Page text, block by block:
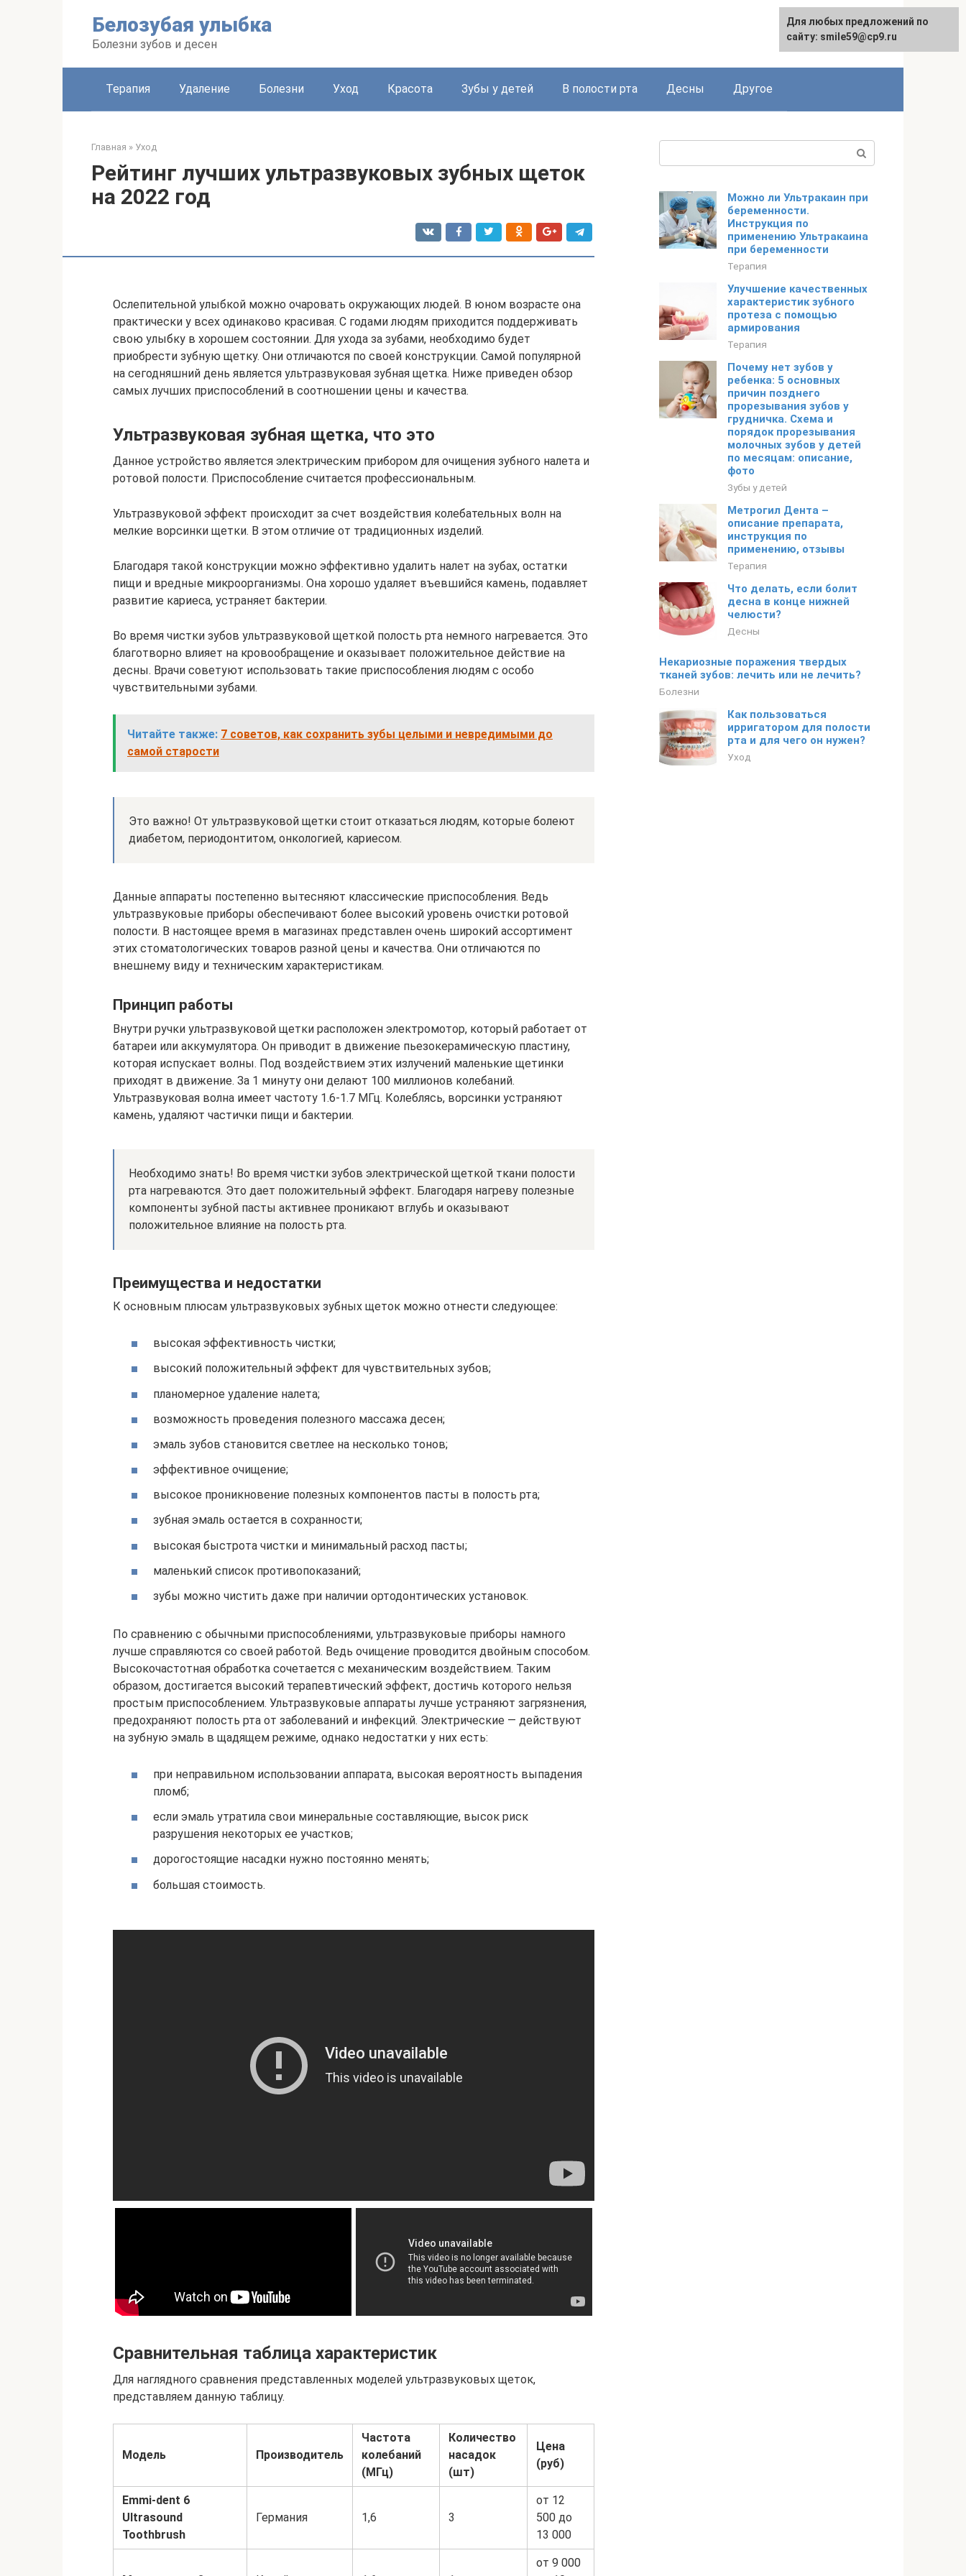
Белозубая улыбка
Болезни зубов и десен
Терапия Удаление Болезни Уход Красота Зубы у детей В полости рта Десны Другое
Главная » Уход
Рейтинг лучших ультразвуковых зубных щеток
на 2022 год
Ослепительной улыбкой можно очаровать окружающих людей. В юном возрасте она
практически у всех одинаково красивая. С годами людям приходится поддерживать
свою улыбку в хорошем состоянии. Для ухода за зубами, необходимо будет
приобрести зубную щетку. Они отличаются по своей конструкции. Самой популярной
на сегодняшний день является ультразвуковая зубная щетка. Ниже приведен обзор
самых лучших приспособлений в соотношении цены и качества.
Ультразвуковая зубная щетка, что это
Данное устройство является электрическим прибором для очищения зубного налета и
ротовой полости. Приспособление считается профессиональным.
Ультразвуковой эффект происходит за счет воздействия колебательных волн на
мелкие ворсинки щетки. В этом отличие от традиционных изделий.
Благодаря такой конструкции можно эффективно удалить налет на зубах, остатки
пищи и вредные микроорганизмы. Она хорошо удаляет въевшийся камень, подавляет
развитие кариеса, устраняет бактерии.
Во время чистки зубов ультразвуковой щеткой полость рта немного нагревается. Это
благотворно влияет на кровообращение и оказывает положительное действие на
десны. Врачи советуют использовать такие приспособления людям с особо
чувствительными зубами.
Читайте также: 7 советов, как сохранить зубы целыми и невредимыми до
самой старости
Это важно! От ультразвуковой щетки стоит отказаться людям, которые болеют
диабетом, периодонтитом, онкологией, кариесом.
Данные аппараты постепенно вытесняют классические приспособления. Ведь
ультразвуковые приборы обеспечивают более высокий уровень очистки ротовой
полости. В настоящее время в магазинах представлен очень широкий ассортимент
этих стоматологических товаров разной цены и качества. Они отличаются по
внешнему виду и техническим характеристикам.
Принцип работы
Внутри ручки ультразвуковой щетки расположен электромотор, который работает от
батареи или аккумулятора. Он приводит в движение пьезокерамическую пластину,
которая испускает волны. Под воздействием этих излучений маленькие щетинки
приходят в движение. За 1 минуту они делают 100 миллионов колебаний.
Ультразвуковая волна имеет частоту 1.6-1.7 МГц. Колеблясь, ворсинки устраняют
камень, удаляют частички пищи и бактерии.
Необходимо знать! Во время чистки зубов электрической щеткой ткани полости
рта нагреваются. Это дает положительный эффект. Благодаря нагреву полезные
компоненты зубной пасты активнее проникают вглубь и оказывают
положительное влияние на полость рта.
Преимущества и недостатки
К основным плюсам ультразвуковых зубных щеток можно отнести следующее:
высокая эффективность чистки;
высокий положительный эффект для чувствительных зубов;
планомерное удаление налета;
возможность проведения полезного массажа десен;
эмаль зубов становится светлее на несколько тонов;
эффективное очищение;
высокое проникновение полезных компонентов пасты в полость рта;
зубная эмаль остается в сохранности;
высокая быстрота чистки и минимальный расход пасты;
маленький список противопоказаний;
зубы можно чистить даже при наличии ортодонтических установок.
По сравнению с обычными приспособлениями, ультразвуковые приборы намного
лучше справляются со своей работой. Ведь очищение проводится двойным способом.
Высокочастотная обработка сочетается с механическим воздействием. Таким
образом, достигается высокий терапевтический эффект, достичь которого нельзя
простым приспособлением. Ультразвуковые аппараты лучше устраняют загрязнения,
предохраняют полость рта от заболеваний и инфекций. Электрические — действуют
на зубную эмаль в щадящем режиме, однако недостатки у них есть:
при неправильном использовании аппарата, высокая вероятность выпадения
пломб;
если эмаль утратила свои минеральные составляющие, высок риск
разрушения некоторых ее участков;
дорогостоящие насадки нужно постоянно менять;
большая стоимость.
Сравнительная таблица характеристик
Для наглядного сравнения представленных моделей ультразвуковых щеток,
представляем данную таблицу.
Модель Производитель
Частота
колебаний
(МГц)
Количество
насадок
(шт)
Цена
(руб)
Emmi-dent 6
Ultrasound
Toothbrush
Германия 1,6 3
от 12
500 до
13 000
от 9 000
Можно ли Ультракаин при
беременности.
Инструкция по
применению Ультракаина
при беременности
Терапия
Улучшение качественных
характеристик зубного
протеза с помощью
армирования
Терапия
Почему нет зубов у
ребенка: 5 основных
причин позднего
прорезывания зубов у
грудничка. Схема и
порядок прорезывания
молочных зубов у детей
по месяцам: описание,
фото
Зубы у детей
Метрогил Дента –
описание препарата,
инструкция по
применению, отзывы
Терапия
Что делать, если болит
десна в конце нижней
челюсти?
Десны
Некариозные поражения твердых
тканей зубов: лечить или не лечить?
Болезни
Как пользоваться
ирригатором для полости
рта и для чего он нужен?
Уход
Для любых предложений по
сайту: smile59@cp9.ru